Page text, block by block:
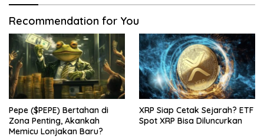
Recommendation for You
Pepe ($PEPE) Bertahan di
Zona Penting, Akankah
Memicu Lonjakan Baru?
XRP Siap Cetak Sejarah? ETF
Spot XRP Bisa Diluncurkan